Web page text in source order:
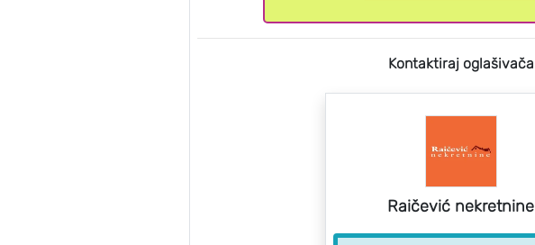
Kontaktiraj oglašivača
Raičević nekretnine